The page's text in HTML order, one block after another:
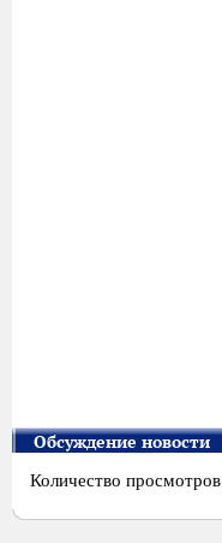
Обсуждение новости
Количество